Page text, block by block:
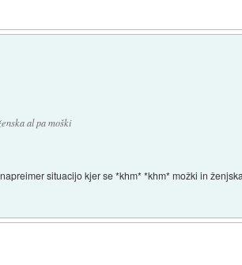
al pa moški
situacijo kjer se *khm* *khm* možki in